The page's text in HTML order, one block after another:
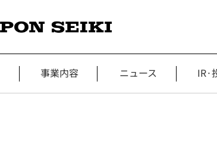
事業内容 ニュース IR·